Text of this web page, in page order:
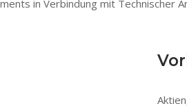
in Verbindung mit Technischer